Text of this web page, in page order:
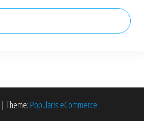
| Theme: Popularis eCommerce